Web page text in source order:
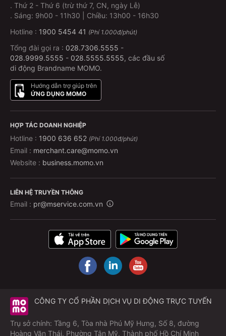
. Thứ 2 - Thứ 6 (trừ thứ 7, CN, ngày Lễ)
. Sáng: 9h00 - 11h30 | Chiều: 13h00 - 16h30
Hotline : 1900 5454 41 (Phí 1.000đ/phút)
Tổng đài gọi ra : 028.7306.5555 -
028.9999.5555 - 028.5555.5555, các đầu số
di động Brandname MOMO.
Hướng dẫn trợ giúp trên
ỨNG DỤNG MOMO
HỢP TÁC DOANH NGHIỆP
Hotline : 1900 636 652 (Phí 1.000đ/phút)
Email : merchant.care@momo.vn
Website : business.momo.vn
LIÊN HỆ TRUYỀN THÔNG
Email : pr@mservice.com.vn
CÔNG TY CỔ PHẦN DỊCH VỤ DI ĐỘNG TRỰC TUYẾN
Trụ sở chính: Tầng 6, Tòa nhà Phú Mỹ Hưng, Số 8, đường
Hoàng Văn Thái, Phường Tân Mỹ, Thành phố Hồ Chí Minh